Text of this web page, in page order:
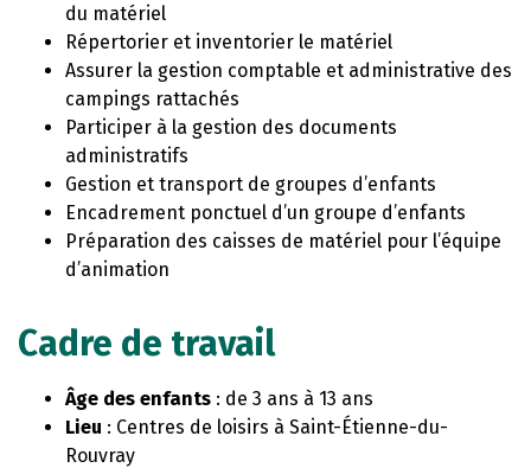
du matériel
Répertorier et inventorier le matériel
Assurer la gestion comptable et administrative des
campings rattachés
Participer à la gestion des documents
administratifs
Gestion et transport de groupes d’enfants
Encadrement ponctuel d’un groupe d’enfants
Préparation des caisses de matériel pour l’équipe
d’animation
Cadre de travail
Âge des enfants : de 3 ans à 13 ans
Lieu : Centres de loisirs à Saint-Étienne-du-
Rouvray